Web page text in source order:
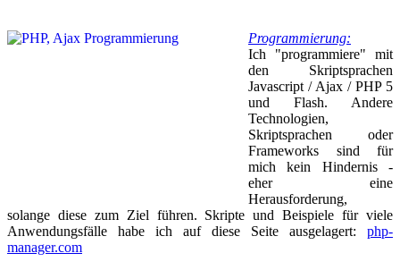
Programmierung:
Ich "programmiere" mit
den Skriptsprachen
Javascript / Ajax / PHP 5
und Flash. Andere
Technologien,
Skriptsprachen oder
Frameworks sind für
mich kein Hindernis -
eher eine
Herausforderung,
solange diese zum Ziel führen. Skripte und Beispiele für viele
Anwendungsfälle habe ich auf diese Seite ausgelagert: php-
manager.com